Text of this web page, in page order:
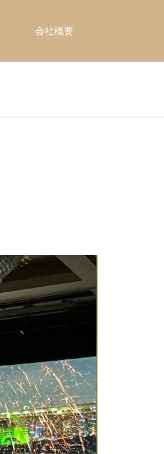
会社概要